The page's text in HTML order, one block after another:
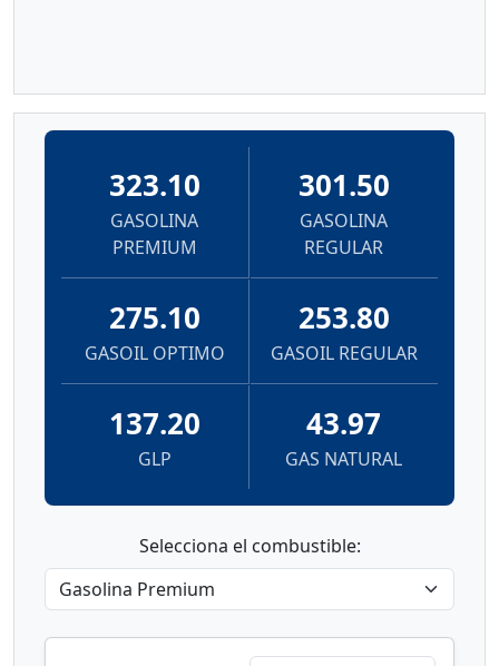
323.10
GASOLINA
PREMIUM
301.50
GASOLINA
REGULAR
275.10
GASOIL OPTIMO
253.80
GASOIL REGULAR
137.20
GLP
43.97
GAS NATURAL
Selecciona el combustible: